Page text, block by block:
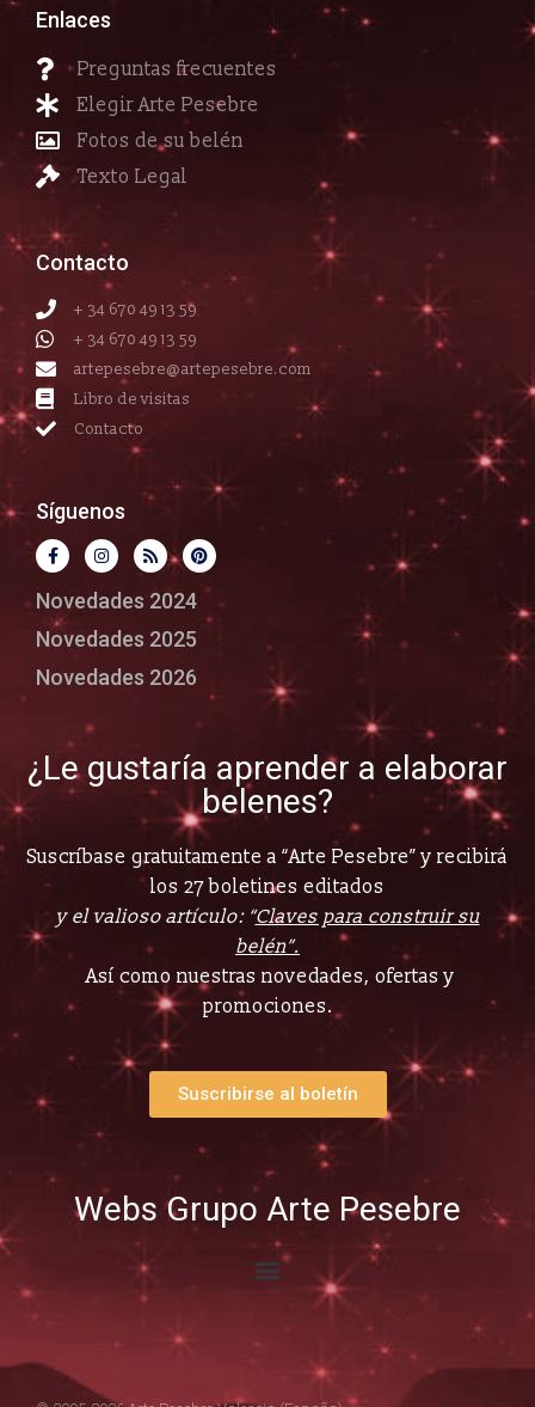
Enlaces
Preguntas frecuentes
Elegir Arte Pesebre
Fotos de su belén
Texto Legal
Contacto
+ 34 670 49 13 59
+ 34 670 49 13 59
artepesebre@artepesebre.com
Libro de visitas
Contacto
Síguenos
Novedades 2024
Novedades 2025
Novedades 2026
¿Le gustaría aprender a elaborar
belenes?
Suscríbase gratuitamente a “Arte Pesebre” y recibirá
los 27 boletines editados
y el valioso artículo: “Claves para construir su
belén”.
Así como nuestras novedades, ofertas y
promociones.
Suscribirse al boletín
Webs Grupo Arte Pesebre